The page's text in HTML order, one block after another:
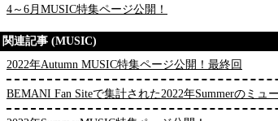
4～6月MUSIC特集ページ公開！
関連記事 (MUSIC)
2022年Autumn MUSIC特集ページ公開！最終回
BEMANI Fan Siteで集計された2022年Summerのミュ